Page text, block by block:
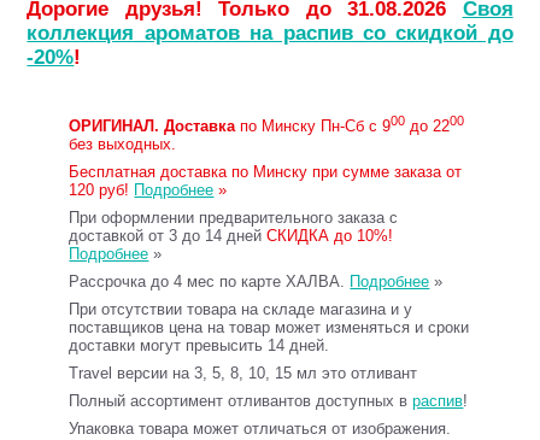
Дорогие друзья! Только до 31.08.2026 Своя
коллекция ароматов на распив со скидкой до
-20%!
ОРИГИНАЛ. Доставкапо Минску Пн-Сб с 900 до 2200
без выходных.
Бесплатная доставка по Минску при сумме заказа от
120 руб! Подробнее »
При оформлении предварительного заказа с
доставкой от 3 до 14 днейСКИДКА до 10%!
Подробнее »
Рассрочка до 4 мес по карте ХАЛВА. Подробнее »
При отсутствии товара на складе магазина и у
поставщиков цена на товар может изменяться и сроки
доставки могут превысить 14 дней.
Travel версии на 3, 5, 8, 10, 15 мл это отливант
Полный ассортимент отливантов доступных враспив!
Упаковка товара может отличаться от изображения.